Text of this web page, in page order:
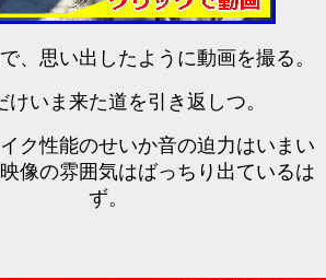
、思い出したように動画を撮る。
けいま来た道を引き返しつ。
ク性能のせいか音の迫力はいまい
像の雰囲気はばっちり出ているは
ず。